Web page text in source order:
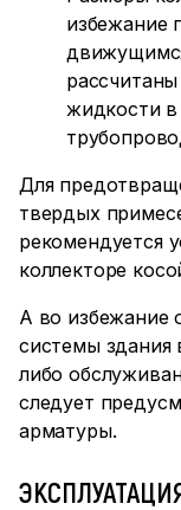
избежание
жидкости
Для
твердых
рекомендуется
коллекторе
А во избежание
системы здания
либо
следует
арматуры.